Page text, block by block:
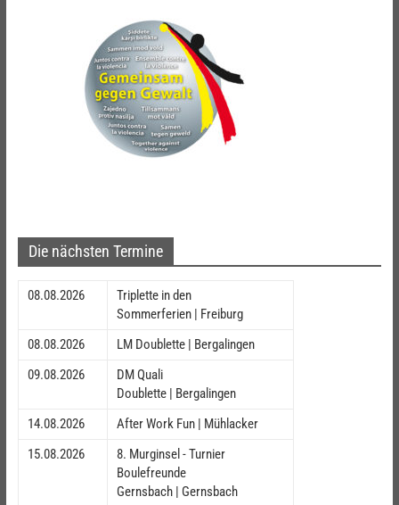
Die nächsten Termine
08.08.2026
Triplette in den
Sommerferien | Freiburg
08.08.2026
LM Doublette | Bergalingen
09.08.2026
DM Quali
Doublette | Bergalingen
14.08.2026
After Work Fun | Mühlacker
15.08.2026
8. Murginsel - Turnier
Boulefreunde
Gernsbach | Gernsbach